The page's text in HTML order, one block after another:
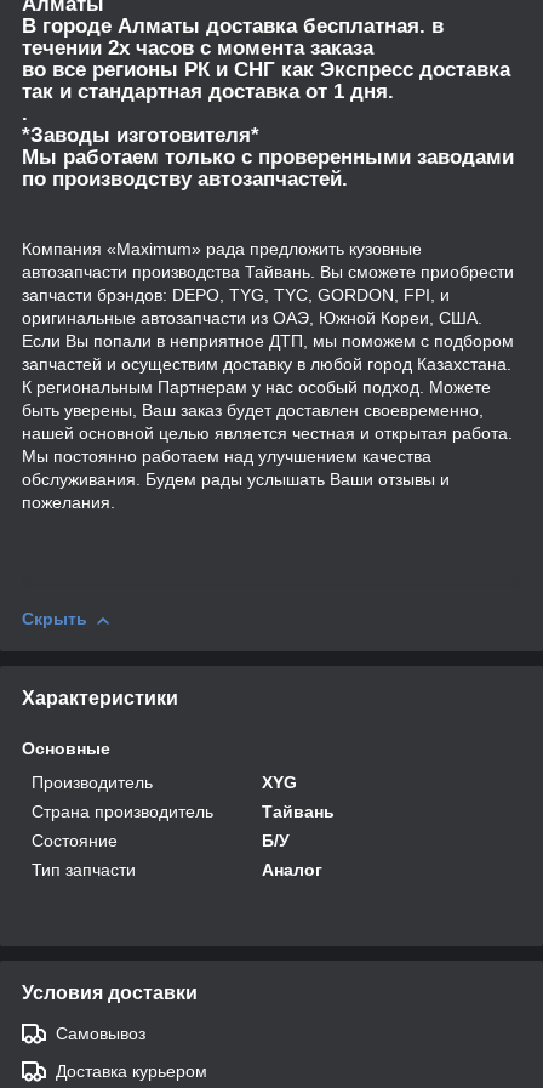
Алматы
В городе Алматы доставка бесплатная. в
течении 2х часов с момента заказа
во все регионы РК и СНГ как Экспресс доставка
так и стандартная доставка от 1 дня.
.
*Заводы изготовителя*
Мы работаем только с проверенными заводами
по производству автозапчастей.
Компания «Maximum» рада предложить кузовные
автозапчасти производства Тайвань. Вы сможете приобрести
запчасти брэндов: DEPO, TYG, TYC, GORDON, FPI, и
оригинальные автозапчасти из ОАЭ, Южной Кореи, США.
Если Вы попали в неприятное ДТП, мы поможем с подбором
запчастей и осуществим доставку в любой город Казахстана.
К региональным Партнерам у нас особый подход. Можете
быть уверены, Ваш заказ будет доставлен своевременно,
нашей основной целью является честная и открытая работа.
Мы постоянно работаем над улучшением качества
обслуживания. Будем рады услышать Ваши отзывы и
пожелания.
Скрыть
Характеристики
Основные
Производитель
XYG
Страна производитель
Тайвань
Состояние
Б/У
Тип запчасти
Аналог
Условия доставки
Самовывоз
Доставка курьером